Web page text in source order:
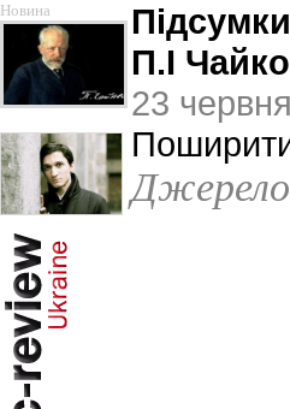
Новина
П.І
23